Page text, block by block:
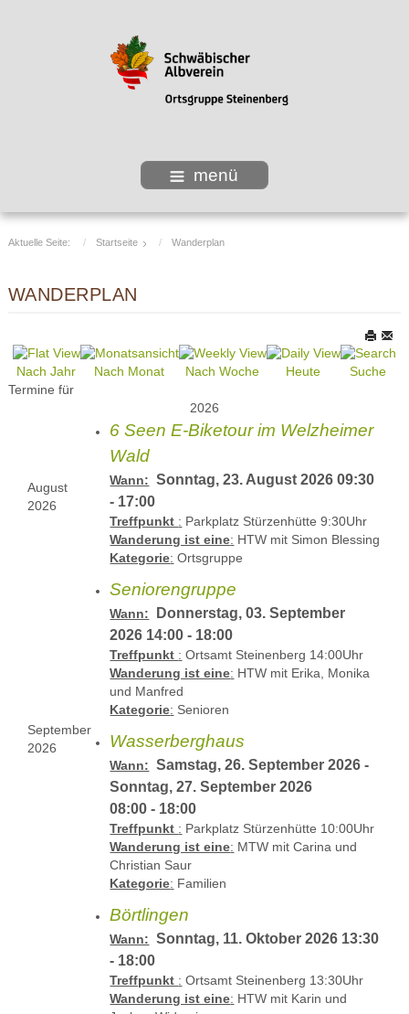
menü
Aktuelle Seite: Startseite Wanderplan
WANDERPLAN
Nach Jahr Nach Monat Nach Woche Heute
Suche
Termine für
2026
August
2026
6 Seen E-Biketour im Welzheimer
Wald
Wann:
Sonntag, 23. August 2026 09:30
- 17:00
Treffpunkt : Parkplatz Stürzenhütte 9:30Uhr
Wanderung ist eine: HTW mit Simon Blessing
Kategorie: Ortsgruppe
September
2026
Seniorengruppe
Wann:
Donnerstag, 03. September
2026 14:00 - 18:00
Treffpunkt : Ortsamt Steinenberg 14:00Uhr
Wanderung ist eine: HTW mit Erika, Monika
und Manfred
Kategorie: Senioren
Wasserberghaus
Wann:
Samstag, 26. September 2026 -
Sonntag, 27. September 2026
08:00 - 18:00
Treffpunkt : Parkplatz Stürzenhütte 10:00Uhr
Wanderung ist eine: MTW mit Carina und
Christian Saur
Kategorie: Familien
Börtlingen
Wann:
Sonntag, 11. Oktober 2026 13:30
- 18:00
Treffpunkt : Ortsamt Steinenberg 13:30Uhr
Wanderung ist eine: HTW mit Karin und